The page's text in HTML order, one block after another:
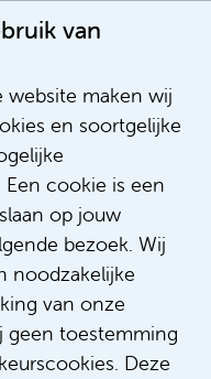
van
maken wij
en soortgelijke
cookie is een
op jouw
bezoek. Wij
noodzakelijke
van onze
geen toestemming
Deze